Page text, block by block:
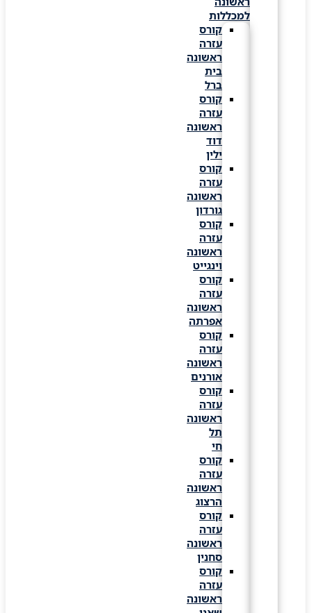
למכללות
קורס
עזרה
ראשונה
קורס
עזרה
ראשונה
קורס
עזרה
ראשונה
גורדון
קורס
עזרה
ראשונה
וינגייט
קורס
עזרה
ראשונה
אפרתה
קורס
עזרה
ראשונה
אורנים
קורס
עזרה
ראשונה
קורס
עזרה
ראשונה
הרצוג
קורס
עזרה
ראשונה
סחנין
קורס
עזרה
ראשונה